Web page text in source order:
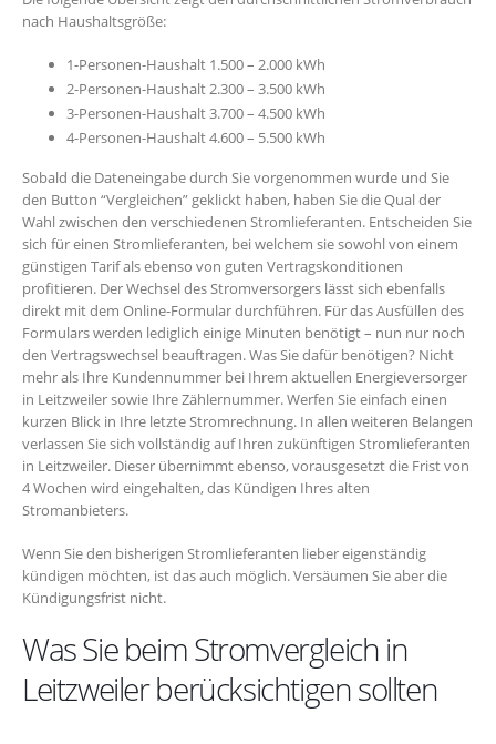
nach Haushaltsgröße:
1-Personen-Haushalt 1.500 – 2.000 kWh
2-Personen-Haushalt 2.300 – 3.500 kWh
3-Personen-Haushalt 3.700 – 4.500 kWh
4-Personen-Haushalt 4.600 – 5.500 kWh
Sobald die Dateneingabe durch Sie vorgenommen wurde und Sie
den Button “Vergleichen” geklickt haben, haben Sie die Qual der
Wahl zwischen den verschiedenen Stromlieferanten. Entscheiden Sie
sich für einen Stromlieferanten, bei welchem sie sowohl von einem
günstigen Tarif als ebenso von guten Vertragskonditionen
profitieren. Der Wechsel des Stromversorgers lässt sich ebenfalls
direkt mit dem Online-Formular durchführen. Für das Ausfüllen des
Formulars werden lediglich einige Minuten benötigt – nun nur noch
den Vertragswechsel beauftragen. Was Sie dafür benötigen? Nicht
mehr als Ihre Kundennummer bei Ihrem aktuellen Energieversorger
in Leitzweiler sowie Ihre Zählernummer. Werfen Sie einfach einen
kurzen Blick in Ihre letzte Stromrechnung. In allen weiteren Belangen
verlassen Sie sich vollständig auf Ihren zukünftigen Stromlieferanten
in Leitzweiler. Dieser übernimmt ebenso, vorausgesetzt die Frist von
4 Wochen wird eingehalten, das Kündigen Ihres alten
Stromanbieters.
Wenn Sie den bisherigen Stromlieferanten lieber eigenständig
kündigen möchten, ist das auch möglich. Versäumen Sie aber die
Kündigungsfrist nicht.
Was Sie beim Stromvergleich in
Leitzweiler berücksichtigen sollten